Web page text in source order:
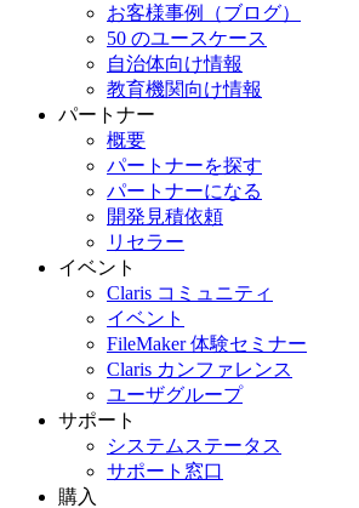
お客様事例（ブログ）
50 のユースケース
自治体向け情報
教育機関向け情報
パートナー
概要
パートナーを探す
パートナーになる
開発見積依頼
リセラー
イベント
Claris コミュニティ
イベント
FileMaker 体験セミナー
Claris カンファレンス
ユーザグループ
サポート
システムステータス
サポート窓口
購入